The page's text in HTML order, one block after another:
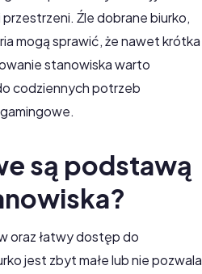
Źle dobrane biurko,
mogą sprawić, że nawet krótka
stanowiska warto
codziennych potrzeb
są podstawą
oraz łatwy dostęp do
jest zbyt małe lub nie pozwala